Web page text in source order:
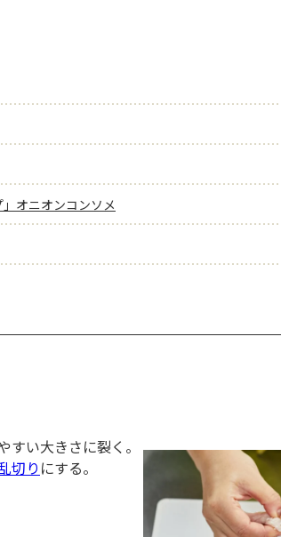
」オニオンコンソメ
すい大きさに裂く。
切り にする。